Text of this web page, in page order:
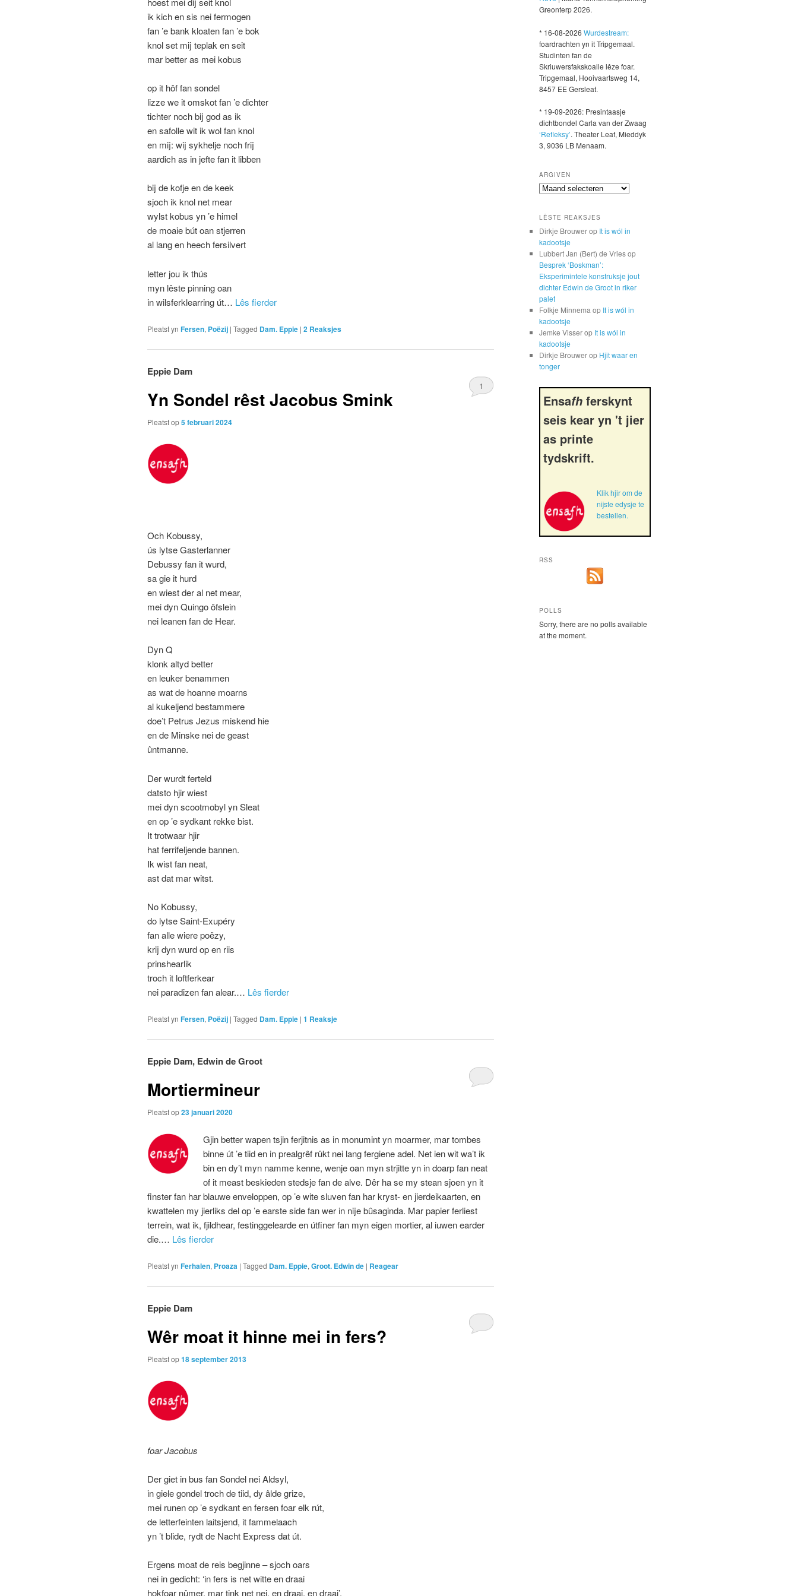
ik kich en sis nei fermogen
fan ’e bank kloaten fan ’e bok
knol set mij teplak en seit
mar better as mei kobus
op it hôf fan sondel
lizze we it omskot fan ’e dichter
tichter noch bij god as ik
en safolle wit ik wol fan knol
en mij: wij sykhelje noch frij
aardich as in jefte fan it libben
bij de kofje en de keek
sjoch ik knol net mear
wylst kobus yn ’e himel
de moaie bút oan stjerren
al lang en heech fersilvert
letter jou ik thús
myn lêste pinning oan
in wilsferklearring út… Lês fierder
Pleatst yn Fersen, Poëzij | Tagged Dam. Eppie | 2 Reaksjes
Eppie Dam
Yn Sondel rêst Jacobus Smink
Pleatst op5 februari 2024
1
Och Kobussy,
ús lytse Gasterlanner
Debussy fan it wurd,
sa gie it hurd
en wiest der al net mear,
mei dyn Quingo ôfslein
nei leanen fan de Hear.
Dyn Q
klonk altyd better
en leuker benammen
as wat de hoanne moarns
al kukeljend bestammere
doe’t Petrus Jezus miskend hie
en de Minske nei de geast
ûntmanne.
Der wurdt ferteld
datsto hjir wiest
mei dyn scootmobyl yn Sleat
en op ’e sydkant rekke bist.
It trotwaar hjir
hat ferrifeljende bannen.
Ik wist fan neat,
ast dat mar witst.
No Kobussy,
do lytse Saint-Exupéry
fan alle wiere poëzy,
krij dyn wurd op en riis
prinshearlik
troch it loftferkear
nei paradizen fan alear.… Lês fierder
Pleatst yn Fersen, Poëzij | Tagged Dam. Eppie | 1 Reaksje
Eppie Dam, Edwin de Groot
Mortiermineur
Pleatst op23 januari 2020
Gjin better wapen tsjin ferjitnis as in monumint yn moarmer, mar tombes
binne út ’e tiid en in prealgrêf rûkt nei lang fergiene adel. Net ien wit wa’t ik
bin en dy’t myn namme kenne, wenje oan myn strjitte yn in doarp fan neat
of it meast beskieden stedsje fan de alve. Dêr ha se my stean sjoen yn it
finster fan har blauwe enveloppen, op ’e wite sluven fan har kryst- en jierdeikaarten, en
kwattelen my jierliks del op ’e earste side fan wer in nije bûsaginda. Mar papier ferliest
terrein, wat ik, fjildhear, festinggelearde en útfiner fan myn eigen mortier, al iuwen earder
die.… Lês fierder
Pleatst yn Ferhalen, Proaza | Tagged Dam. Eppie, Groot. Edwin de | Reagear
Eppie Dam
Wêr moat it hinne mei in fers?
Pleatst op18 september 2013
foar Jacobus
Der giet in bus fan Sondel nei Aldsyl,
in giele gondel troch de tiid, dy âlde grize,
mei runen op ’e sydkant en fersen foar elk rút,
de letterfeinten laitsjend, it fammelaach
yn ’t blide, rydt de Nacht Express dat út.
Ergens moat de reis begjinne – sjoch oars
nei in gedicht: ‘in fers is net witte en draai
hokfoar nûmer, mar tink net nei, en draai, en draai’,
Greonterp 2026.
* 16-08-2026 Wurdestream:
foardrachten yn it Tripgemaal.
Studinten fan de
Skriuwersfakskoalle lêze foar.
Tripgemaal, Hooivaartsweg 14,
8457 EE Gersleat.
* 19-09-2026: Presintaasje
dichtbondel Carla van der Zwaag
‘Refleksy’. Theater Leaf, Mieddyk
3, 9036 LB Menaam.
ARGIVEN
Argiven
LÊSTE REAKSJES
Dirkje Brouwerop It is wól in
kadootsje
Lubbert Jan (Bert) de Vriesop
Besprek ‘Boskman’:
Eksperimintele konstruksje jout
dichter Edwin de Groot in riker
palet
Folkje Minnema op It is wól in
kadootsje
Jemke Visserop It is wól in
kadootsje
Dirkje Brouwerop Hjit waar en
tonger
Ensafh ferskynt
seis kear yn 't jier
as printe
tydskrift.
Klik hjir om de
nijste edysje te
bestellen.
RSS
POLLS
Sorry, there are no polls available
at the moment.